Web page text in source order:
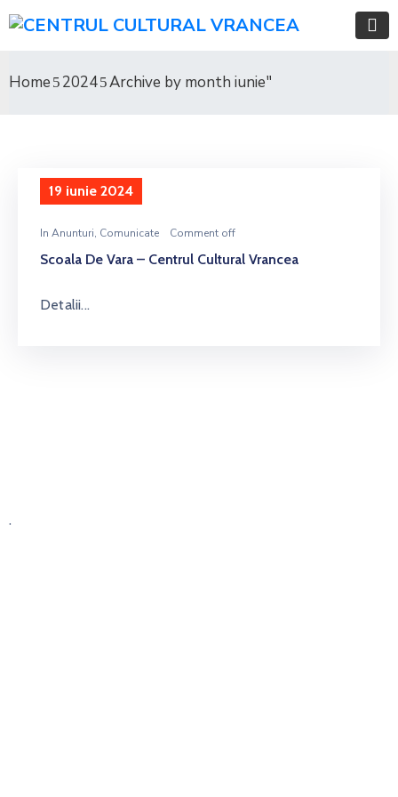
Home 2024 Archive by month iunie"
19 iunie 2024
In Anunturi‚ Comunicate Comment off
Scoala De Vara – Centrul Cultural Vrancea
Detalii...
.